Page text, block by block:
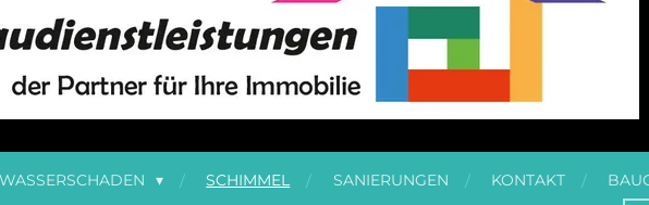
WASSERSCHADEN SCHIMMEL SANIERUNGEN KONTAKT